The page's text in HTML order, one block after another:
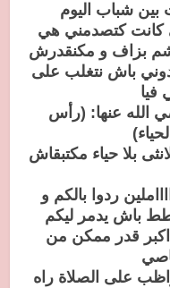
شباب اليوم
كانت كتصدمني هي
بزاف و مكنقدرش
باش نتغلب على
فيا
الله عنها: (رأس
بلا حياء مكتبقاش
ردوا بالكم و
باش يدمر ليكم
قدر ممكن من
على الصلاة راه